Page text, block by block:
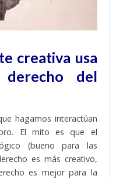
creativa usa
del
hagamos interactúan
El mito es que el
(bueno para las
es más creativo,
es mejor para la